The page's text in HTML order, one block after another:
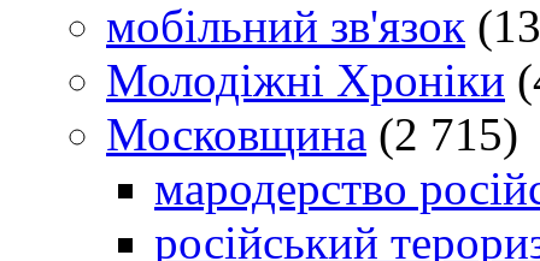
мобільний зв'язок
Молодіжні Хроніки
Московщина (2 715)
мародерство
російський